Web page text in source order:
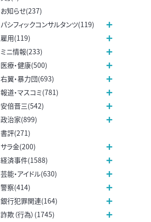
お知らせ(237)
パシフィックコンサルタンツ(119)
雇用(119)
ミニ情報(233)
医療・健康(500)
右翼・暴力団(693)
報道・マスコミ(781)
安倍晋三(542)
政治家(899)
書評(271)
サラ金(200)
経済事件(1588)
芸能・アイドル(630)
警察(414)
銀行犯罪関連(164)
詐欺（行為）(1745)